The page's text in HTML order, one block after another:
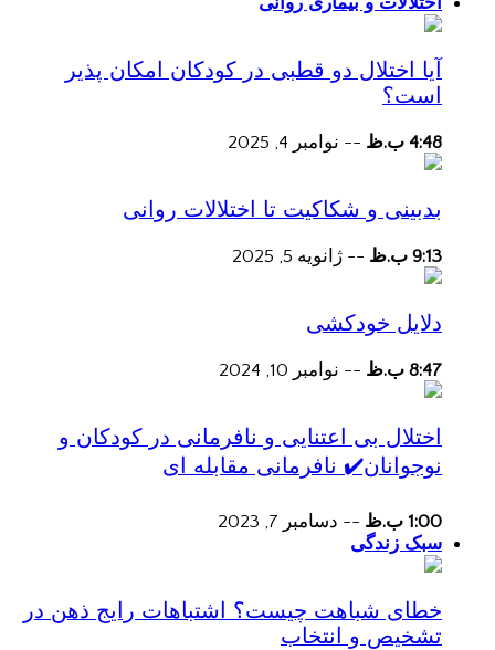
آیا اختلال دو قطبی در کودکان امکان پذیر
است؟
4:48 ب.ظ -- نوامبر 4, 2025
بدبینی و شکاکیت تا اختلالات روانی
9:13 ب.ظ -- ژانویه 5, 2025
دلایل خودکشی
8:47 ب.ظ -- نوامبر 10, 2024
اختلال بی اعتنایی و نافرمانی در کودکان و
نوجوانان✔️ نافرمانی مقابله ای
1:00 ب.ظ -- دسامبر 7, 2023
سبک زندگی
خطای شباهت چیست؟ اشتباهات رایج ذهن در
تشخیص و انتخاب